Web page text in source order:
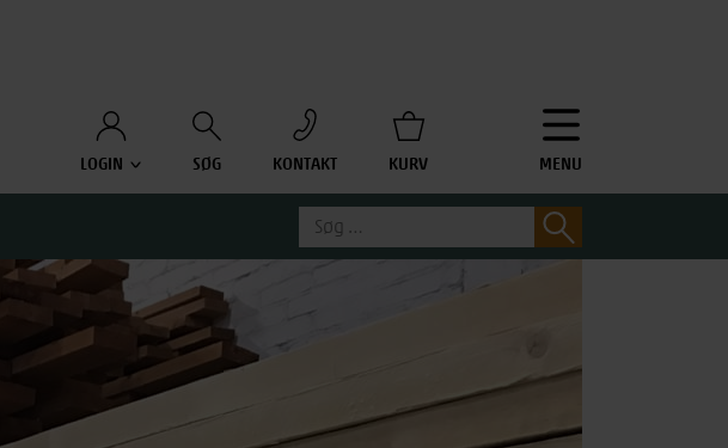
LOGIN SØG KONTAKT KURV MENU
Søg
efter: